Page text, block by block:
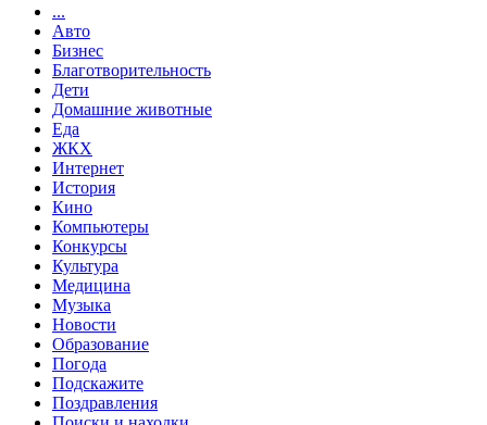
...
Авто
Бизнес
Благотворительность
Дети
Домашние животные
Еда
ЖКХ
Интернет
История
Кино
Компьютеры
Конкурсы
Культура
Медицина
Музыка
Новости
Образование
Погода
Подскажите
Поздравления